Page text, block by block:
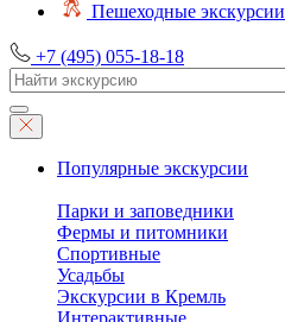
Пешеходные экскурсии
+7 (495) 055-18-18
Популярные экскурсии
Парки и заповедники
Фермы и питомники
Спортивные
Усадьбы
Экскурсии в Кремль
Интерактивные